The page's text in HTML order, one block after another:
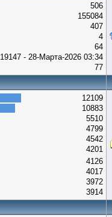
506
155084
407
4
64
19147 - 28-Марта-2026 03:34
77
12109
10883
5510
4799
4542
4201
4126
4017
3972
3914